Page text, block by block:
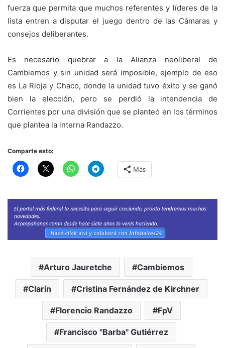
fuerza que permita que muchos referentes y líderes de la
lista entren a disputar el juego dentro de las Cámaras y
consejos deliberantes.
Es necesario quebrar a la Alianza neoliberal de
Cambiemos y sin unidad será imposible, ejemplo de eso
es La Rioja y Chaco, donde la unidad tuvo éxito y se ganó
bien la elección, pero se perdió la intendencia de
Corrientes por una división que se planteó en los términos
que plantea la interna Randazzo.
Comparte esto:
Más
Arturo Jauretche Cambiemos
Clarín Cristina Fernández de Kirchner
Florencio Randazzo FpV
Francisco "Barba" Gutiérrez